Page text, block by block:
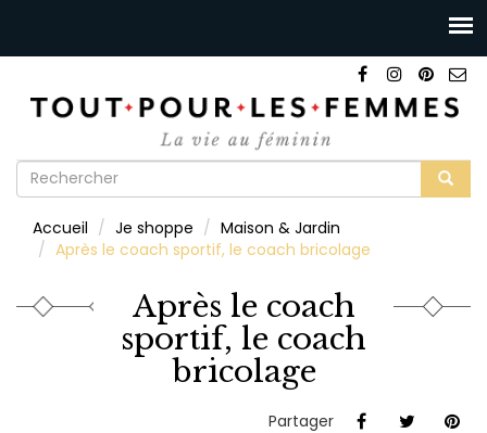
Formulaire
recherche
Accueil Je shoppe
Maison & Jardin
Après le coach sportif, le coach bricolage
Après le coach
sportif, le coach
bricolage
Partager